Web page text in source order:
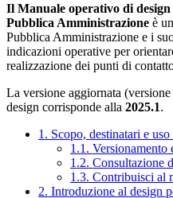
Il Manuale operativo di
Pubblica Amministrazione è
Pubblica Amministrazione e i
indicazioni operative per
realizzazione dei punti di
La versione aggiornata
design corrisponde alla 2025.1.
1. Scopo, destinatari e
1.1. Versionamento
1.2. Consultazione
1.3. Contribuisci al
2. Introduzione al design